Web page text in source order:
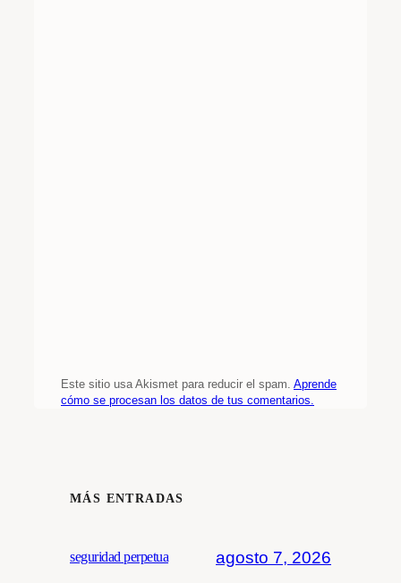
Este sitio usa Akismet para reducir el spam. Aprende
cómo se procesan los datos de tus comentarios.
MÁS ENTRADAS
seguridad perpetua agosto 7, 2026